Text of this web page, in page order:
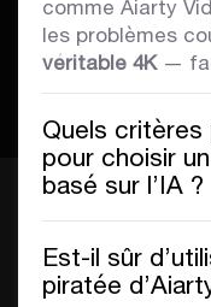
comme Aiarty
les problèmes
véritable 4K—
Quels
pour choisir
basé sur l’IA ?
Est-il sûr
piratée